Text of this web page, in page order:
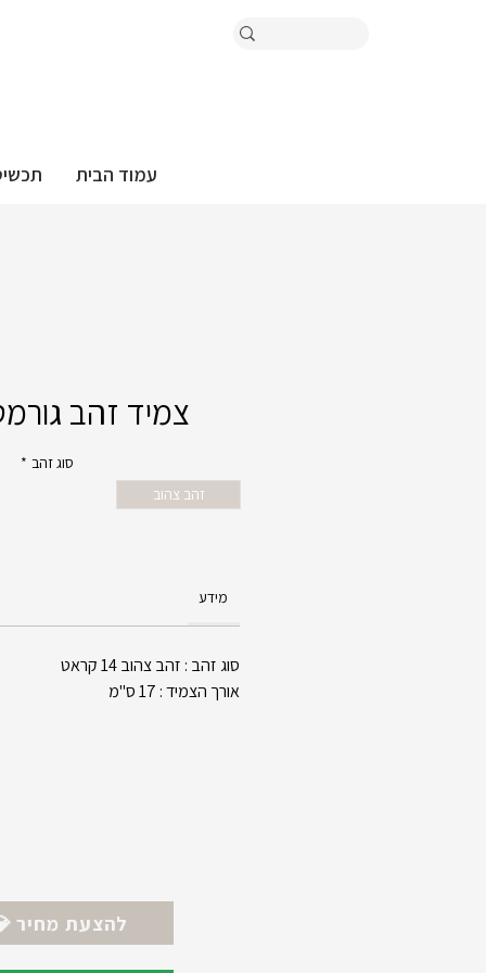
עמוד הבית
צמיד זהב
סוג זהב *
זהב צהוב
מידע
סוג זהב : זהב צהוב 14 קראט
אורך הצמיד : 17 ס"מ
💎 להצעת מחיר